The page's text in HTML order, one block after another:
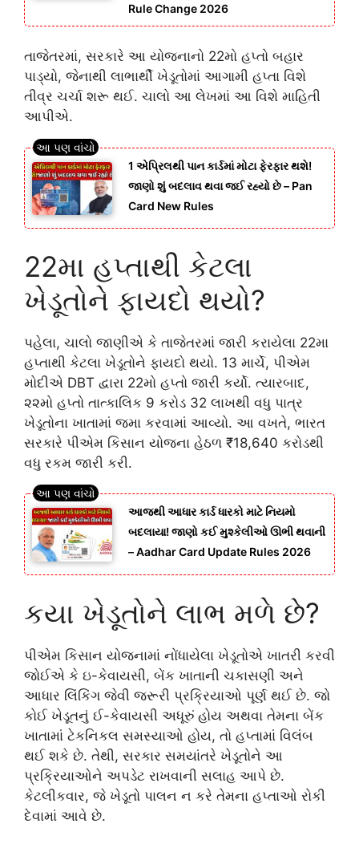
Rule Change 2026
તાજેતરમાં, સરકારે આ યોજનાનો 22મો હપ્તો બહાર
પાડ્યો, જેનાથી લાભાર્થી ખેડૂતોમાં આગામી હપ્તા વિશે
તીવ્ર ચર્ચા શરૂ થઈ. ચાલો આ લેખમાં આ વિશે માહિતી
આપીએ.
1 એપ્રિલથી પાન કાર્ડમાં મોટા ફેરફાર થશે!
જાણો શું બદલાવ થવા જઈ રહ્યો છે – Pan
Card New Rules
22મા હપ્તાથી કેટલા
ખેડૂતોને ફાયદો થયો?
પહેલા, ચાલો જાણીએ કે તાજેતરમાં જારી કરાયેલા 22મા
હપ્તાથી કેટલા ખેડૂતોને ફાયદો થયો. 13 માર્ચે, પીએમ
મોદીએ DBT દ્વારા 22મો હપ્તો જારી કર્યો. ત્યારબાદ,
૨૨મો હપ્તો તાત્કાલિક 9 કરોડ 32 લાખથી વધુ પાત્ર
ખેડૂતોના ખાતામાં જમા કરવામાં આવ્યો. આ વખતે, ભારત
સરકારે પીએમ કિસાન યોજના હેઠળ ₹18,640 કરોડથી
વધુ રકમ જારી કરી.
આજથી આધાર કાર્ડ ધારકો માટે નિયમો
બદલાયા! જાણો કઈ મુશ્કેલીઓ ઊભી થવાની
– Aadhar Card Update Rules 2026
કયા ખેડૂતોને લાભ મળે છે?
પીએમ કિસાન યોજનામાં નોંધાયેલા ખેડૂતોએ ખાતરી કરવી
જોઈએ કે ઇ-કેવાયસી, બેંક ખાતાની ચકાસણી અને
આધાર લિંકિંગ જેવી જરૂરી પ્રક્રિયાઓ પૂર્ણ થઈ છે. જો
કોઈ ખેડૂતનું ઈ-કેવાયસી અધૂરું હોય અથવા તેમના બેંક
ખાતામાં ટેકનિકલ સમસ્યાઓ હોય, તો હપ્તામાં વિલંબ
થઈ શકે છે. તેથી, સરકાર સમયાંતરે ખેડૂતોને આ
પ્રક્રિયાઓને અપડેટ રાખવાની સલાહ આપે છે.
કેટલીકવાર, જે ખેડૂતો પાલન ન કરે તેમના હપ્તાઓ રોકી
દેવામાં આવે છે.